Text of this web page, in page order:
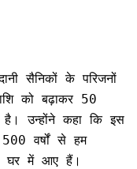
सैनिकों के परिजनों
को बढ़ाकर 50
है। उन्होंने कहा कि इस
वर्षों से हम
घर में आए हैं।